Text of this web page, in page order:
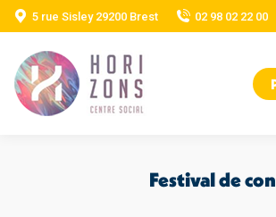
5 rue Sisley 29200 Brest 02 98 02 22 00
Festival de